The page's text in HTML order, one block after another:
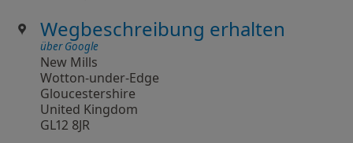
Wegbeschreibung erhalten
über Google
New Mills
Wotton-under-Edge
Gloucestershire
United Kingdom
GL12 8JR